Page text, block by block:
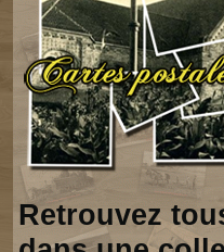
Retrouvez